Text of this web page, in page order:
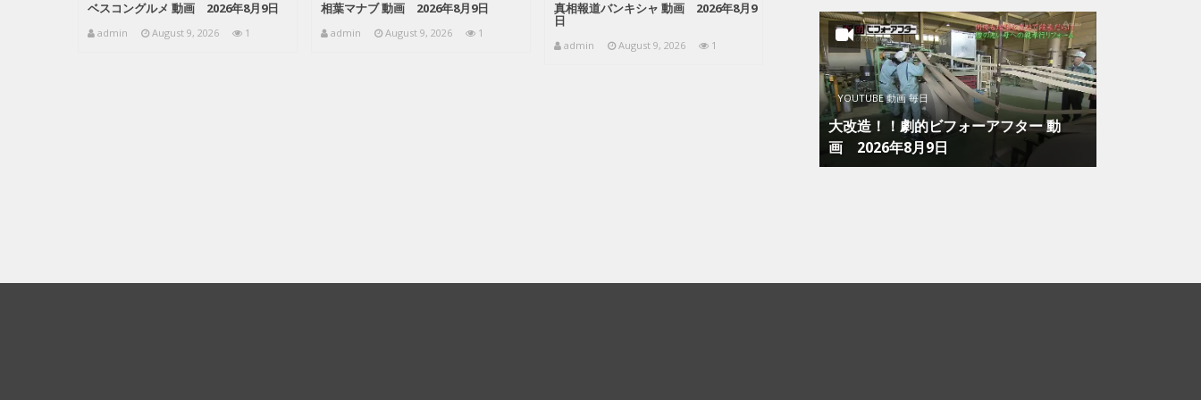
ベスコングルメ 動画 2026年8月9日
admin August 9, 2026 1
相葉マナブ 動画 2026年8月9日
admin August 9, 2026 1
真相報道バンキシャ 動画 2026年8月9
日
admin August 9, 2026 1
YOUTUBE 動画 毎日
大改造！！劇的ビフォーアフター 動
画 2026年8月9日